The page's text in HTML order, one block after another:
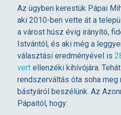
N
D
B
E
Az ügyben kerestük Pápai
aki 2010-ben vette át a
a várost húsz évig irányító,
Istvántól, és aki még a
választási eredményével is
vert ellenzéki kihívójára.
rendszerváltás óta soha
bástyáról beszélünk. Az
Pápaitól, hogy: